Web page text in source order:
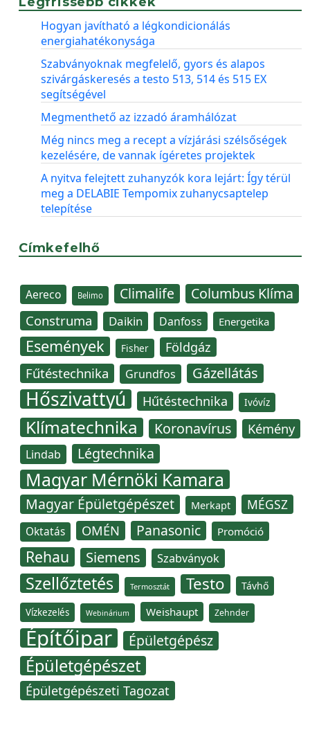
Hogyan javítható a légkondicionálás
energiahatékonysága
Szabványoknak megfelelő, gyors és alapos
szivárgáskeresés a testo 513, 514 és 515 EX
segítségével
Megmenthető az izzadó áramhálózat
Még nincs meg a recept a vízjárási szélsőségek
kezelésére, de vannak ígéretes projektek
A nyitva felejtett zuhanyzók kora lejárt: Így térül
meg a DELABIE Tempomix zuhanycsaptelep
telepítése
Címkefelhő
Aereco Belimo Climalife Columbus Klíma
Construma Daikin Danfoss Energetika
Események Fisher Földgáz
Fűtéstechnika Grundfos Gázellátás
Hőszivattyú Hűtéstechnika Ivóvíz
Klímatechnika Koronavírus Kémény
Lindab Légtechnika
Magyar Mérnöki Kamara
Magyar Épületgépészet Merkapt MÉGSZ
Oktatás OMÉN Panasonic Promóció
Rehau Siemens Szabványok
Szellőztetés Termosztát Testo Távhő
Vízkezelés Webinárium Weishaupt Zehnder
Építőipar Épületgépész
Épületgépészet
Épületgépészeti Tagozat